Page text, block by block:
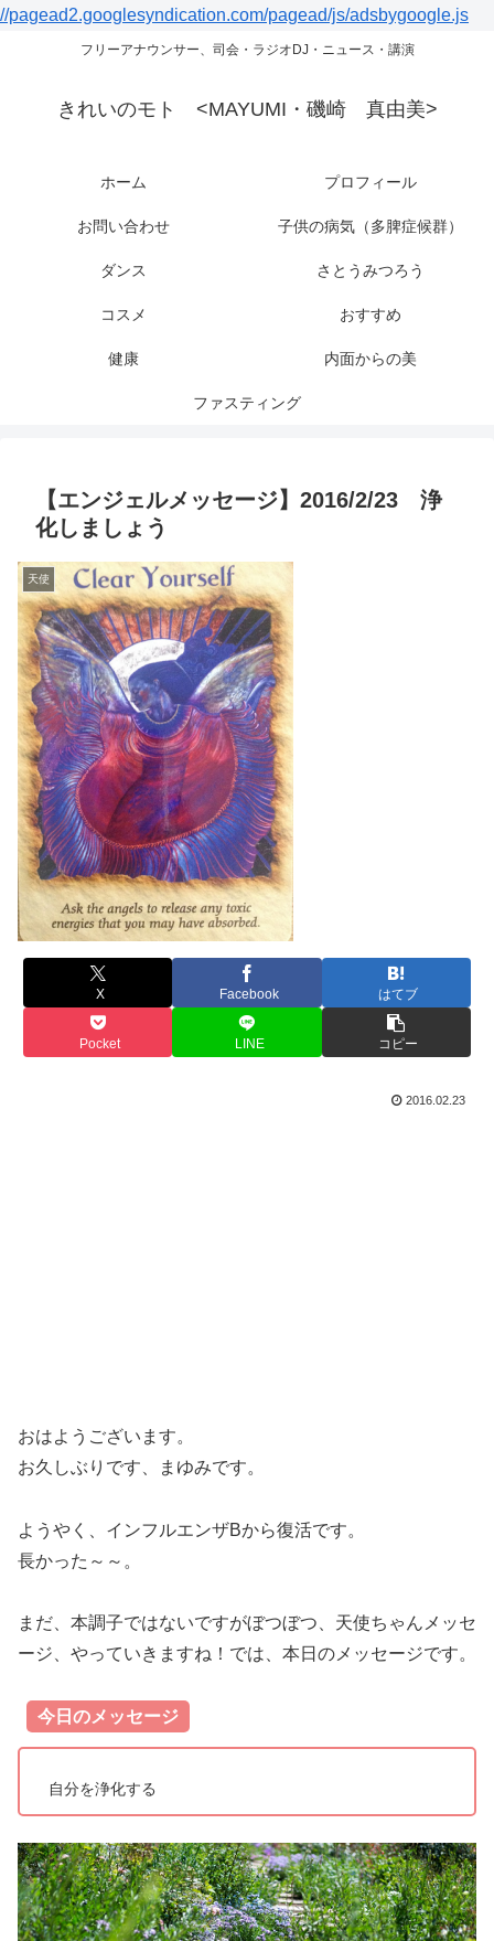
//pagead2.googlesyndication.com/pagead/js/adsbygoogle.js
フリーアナウンサー、司会・ラジオDJ・ニュース・講演
きれいのモト <MAYUMI・磯崎 真由美>
ホーム プロフィール
お問い合わせ 子供の病気（多脾症候群）
ダンス さとうみつろう
コスメ おすすめ
健康 内面からの美
ファスティング
【エンジェルメッセージ】2016/2/23 浄
化しましょう
天使
X Facebook はてブ
Pocket LINE コピー
2016.02.23
おはようございます。
お久しぶりです、まゆみです。
ようやく、インフルエンザBから復活です。
長かった～～。
まだ、本調子ではないですがぼつぼつ、天使ちゃんメッセ
ージ、やっていきますね！では、本日のメッセージです。
今日のメッセージ
自分を浄化する